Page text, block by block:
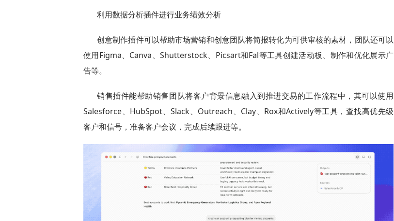
利用数据分析插件进行业务绩效分析
创意制作插件可以帮助市场营销和创意团队将简报转化为可供审核的素材，团队还可以
使用Figma、Canva、Shutterstock、Picsart和Fal等工具创建活动板、制作和优化展示广
告等。
销售插件能帮助销售团队将客户背景信息融入到推进交易的工作流程中，其可以使用
Salesforce、HubSpot、Slack、Outreach、Clay、Rox和Actively等工具，查找高优先级
客户和信号，准备客户会议，完成后续跟进等。